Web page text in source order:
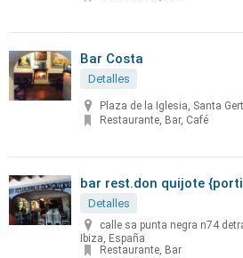
Bar Costa
Detalles
Plaza de la Iglesia, Santa
Restaurante, Bar, Café
bar rest.don quijote
Detalles
calle sa punta negra n74
Ibiza, España
Restaurante, Bar